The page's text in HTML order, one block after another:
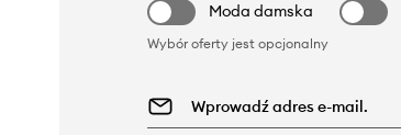
Moda damska
Wybór oferty jest opcjonalny